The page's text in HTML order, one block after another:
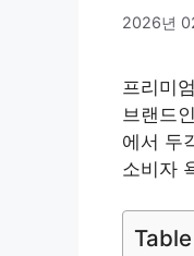
2026년
프리미
브랜드
에서 두
소비자